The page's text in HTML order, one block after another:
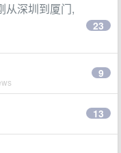
从深圳到厦门,
23
9
13